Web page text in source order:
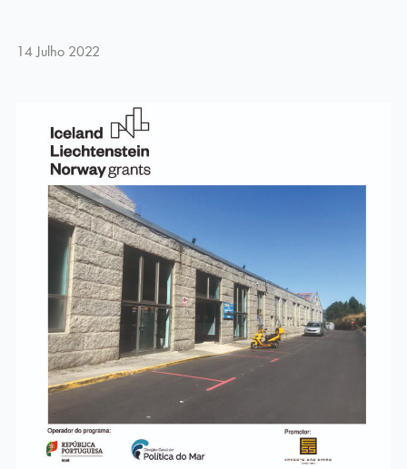
14 Julho 2022